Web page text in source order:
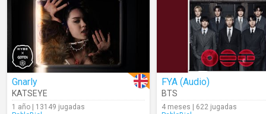
Gnarly
KATSEYE
1 año | 13149 jugadas
FYA (Audio)
BTS
4 meses | 622 jugadas